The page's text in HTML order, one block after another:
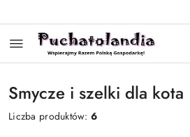
Smycze i szelki dla kota
Liczba produktów:6